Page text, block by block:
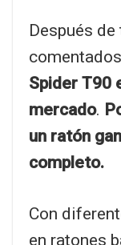
Después
Spider T90
mercado.
un ratón
completo.
Con
en ratones